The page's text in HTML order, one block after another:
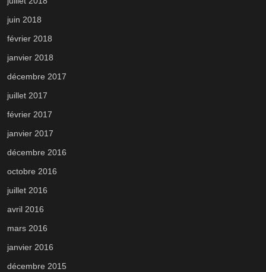
juin 2018
février 2018
janvier 2018
décembre 2017
juillet 2017
février 2017
janvier 2017
décembre 2016
octobre 2016
juillet 2016
avril 2016
mars 2016
janvier 2016
décembre 2015